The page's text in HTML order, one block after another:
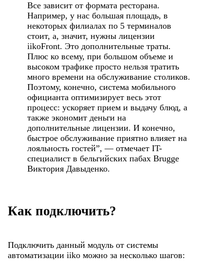
Все зависит от формата ресторана.
Например, у нас большая площадь, в
некоторых филиалах по 5 терминалов
стоит, а, значит, нужны лицензии
iikoFront. Это дополнительные траты.
Плюс ко всему, при большом объеме и
высоком трафике просто нельзя тратить
много времени на обслуживание столиков.
Поэтому, конечно, система мобильного
официанта оптимизирует весь этот
процесс: ускоряет прием и выдачу блюд, а
также экономит деньги на
дополнительные лицензии. И конечно,
быстрое обслуживание приятно влияет на
лояльность гостей”, — отмечает IT-
специалист в бельгийских пабах Brugge
Виктория Давыденко.
Как подключить?
Подключить данный модуль от системы
автоматизации iiko можно за несколько шагов: